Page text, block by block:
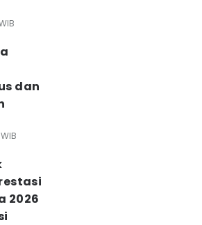
dan
2026